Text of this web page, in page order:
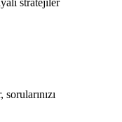
stratejiler